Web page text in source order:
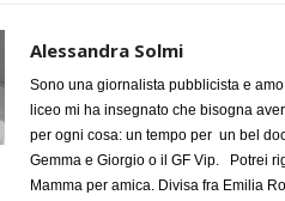
Alessandra Solmi
Sono una giornalista pubblicista e
liceo mi ha insegnato che bisogna
per ogni cosa: un tempo per un bel
Gemma e Giorgio o il GF Vip. Potrei
Mamma per amica. Divisa fra Emilia